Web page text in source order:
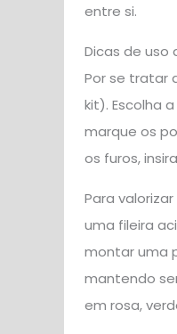
entre si.
Dicas de uso
Por se tratar
kit). Escolha
marque os
os furos,
Para
uma fileira
montar uma
mantendo
em rosa,